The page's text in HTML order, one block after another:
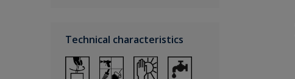
Technical characteristics